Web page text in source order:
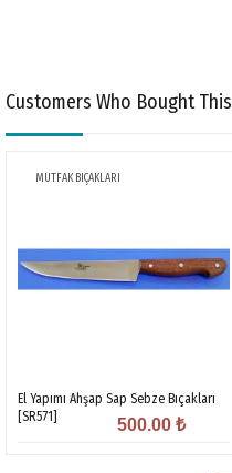
Customers Who Bought
MUTFAK BIÇAKLARI
El Yapımı Ahşap Sap Sebze Bıçakları
[SR571]
500.00 ₺